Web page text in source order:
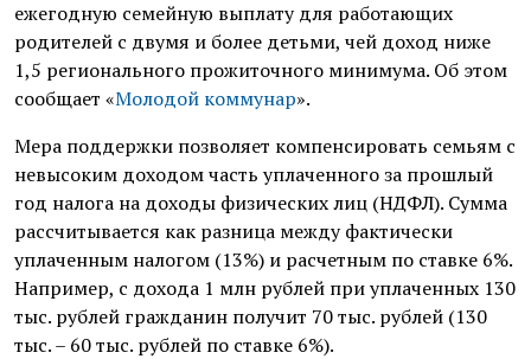
ежегодную семейную выплату для работающих
родителей с двумя и более детьми, чей доход ниже
1,5 регионального прожиточного минимума. Об этом
сообщает «Молодой коммунар».
Мера поддержки позволяет компенсировать семьям с
невысоким доходом часть уплаченного за прошлый
год налога на доходы физических лиц (НДФЛ). Сумма
рассчитывается как разница между фактически
уплаченным налогом (13%) и расчетным по ставке 6%.
Например, с дохода 1 млн рублей при уплаченных 130
тыс. рублей гражданин получит 70 тыс. рублей (130
тыс. – 60 тыс. рублей по ставке 6%).